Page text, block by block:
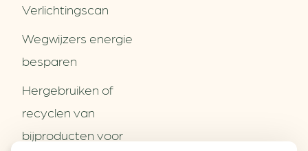
Partners
Contact
Verlichtingscan
Wegwijzers energie
besparen
Hergebruiken of
recyclen van
bijproducten voor